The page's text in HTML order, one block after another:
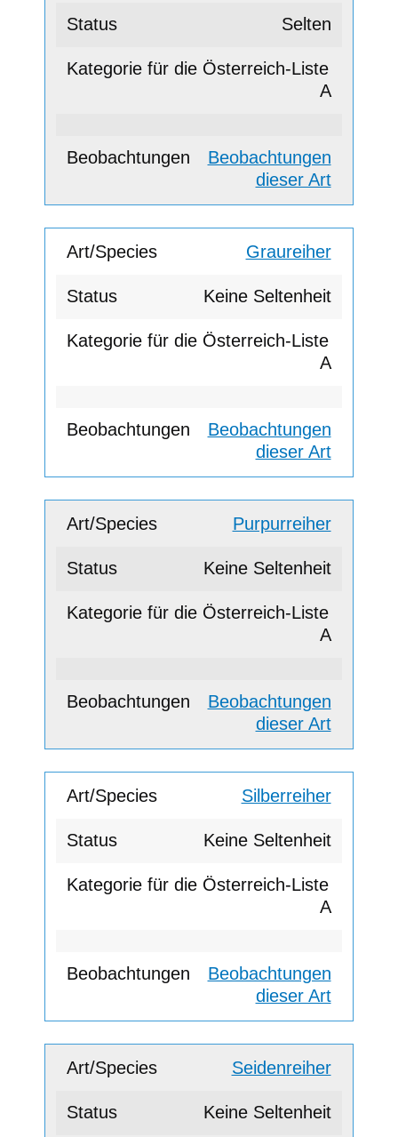
Selten
A
Beobachtungen
dieser Art
Graureiher
Keine Seltenheit
A
Beobachtungen
dieser Art
Purpurreiher
Keine Seltenheit
A
Beobachtungen
dieser Art
Silberreiher
Keine Seltenheit
A
Beobachtungen
dieser Art
Seidenreiher
Keine Seltenheit